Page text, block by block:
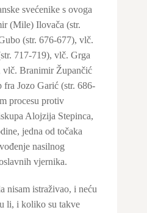
svećenike s ovoga
(Mile) Ilovača (str.
(str. 676-677), vlč.
717-719), vlč. Grga
vlč. Branimir Župančić
fra Jozo Garić (str. 686-
procesu protiv
Alojzija Stepinca,
jedna od točaka
nasilnog
vjernika.
nisam istraživao, i neću
li, i koliko su takve